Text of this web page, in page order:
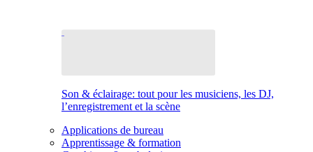
Son & éclairage: tout pour les musiciens, les DJ,
l’enregistrement et la scène
Applications de bureau
Apprentissage & formation